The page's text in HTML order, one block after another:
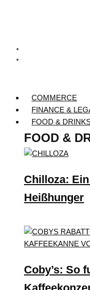
COMMERCE
FINANCE &
FOOD &
FOOD &
Chilloza:
Heißhunger
Coby’s: So